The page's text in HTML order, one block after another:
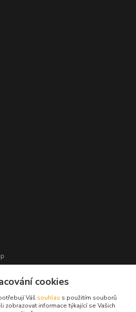
cookies
Váš souhlas s použitím souborů
zobrazovat informace týkající se Vašich